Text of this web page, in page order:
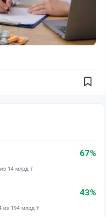
67%
14 млрд ₸
43%
из 194 млрд ₸